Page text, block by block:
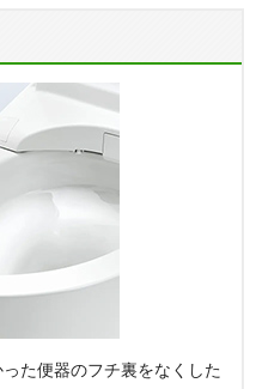
た便器のフチ裏をなくした